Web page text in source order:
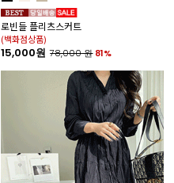
로빈들 플리츠스커트
(백화점상품)
15,000원 78,000원 81%